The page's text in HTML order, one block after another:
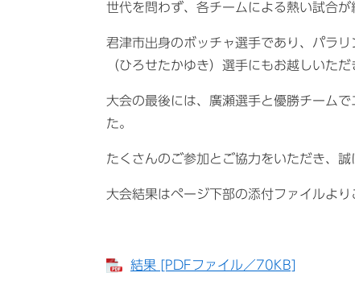
世代を問わず、各チームによる熱い試合が
君津市出身のボッチャ選手であり、パラ
（ひろせたかゆき）選手にもお越しいただ
大会の最後には、廣瀬選手と優勝チーム
た。
たくさんのご参加とご協力をいただき、
大会結果はページ下部の添付ファイルよ
結果 [PDFファイル／70KB]